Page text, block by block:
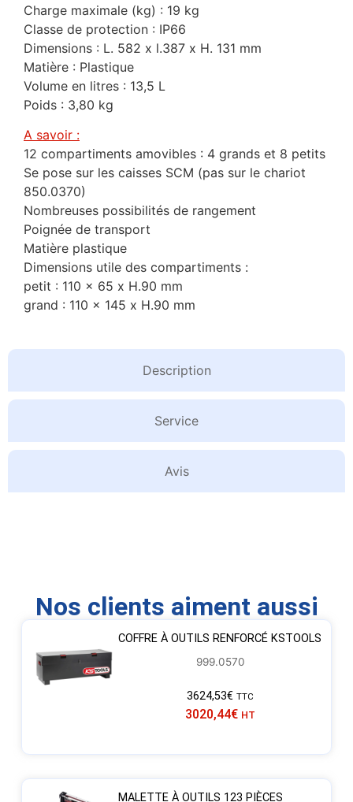
Description
Service
Avis
Charge maximale (kg) : 19 kg
Classe de protection : IP66
Dimensions : L. 582 x l.387 x H. 131 mm
Matière : Plastique
Volume en litres : 13,5 L
Poids : 3,80 kg
A savoir :
12 compartiments amovibles : 4 grands et 8 petits
Se pose sur les caisses SCM (pas sur le chariot
850.0370)
Nombreuses possibilités de rangement
Poignée de transport
Matière plastique
Dimensions utile des compartiments :
petit : 110 x 65 x H.90 mm
grand : 110 x 145 x H.90 mm
Nos clients aiment aussi
COFFRE À OUTILS RENFORCÉ KSTOOLS
999.0570
3624,53€ TTC
3020,44€ HT
MALETTE À OUTILS 123 PIÈCES